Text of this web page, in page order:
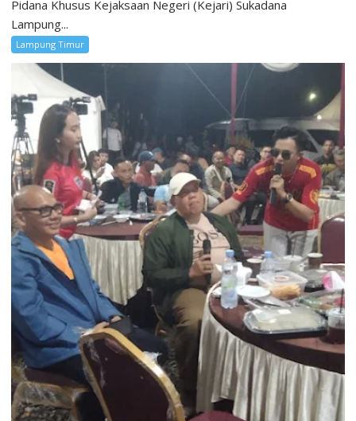
Pidana Khusus Kejaksaan Negeri (Kejari) Sukadana
Lampung...
Lampung Timur